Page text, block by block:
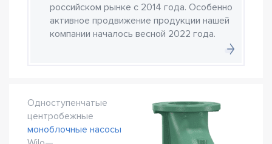
российском рынке с 2014 года. Особенно
активное продвижение продукции нашей
компании началось весной 2022 года.
Одноступенчатые
центробежные
моноблочные насосы